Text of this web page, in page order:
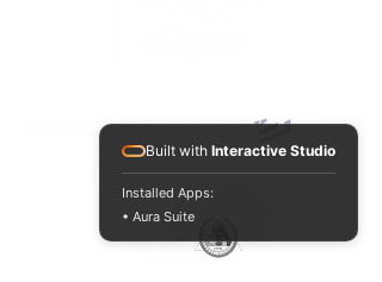
Built with Interactive Studio
Installed Apps:
• Aura Suite